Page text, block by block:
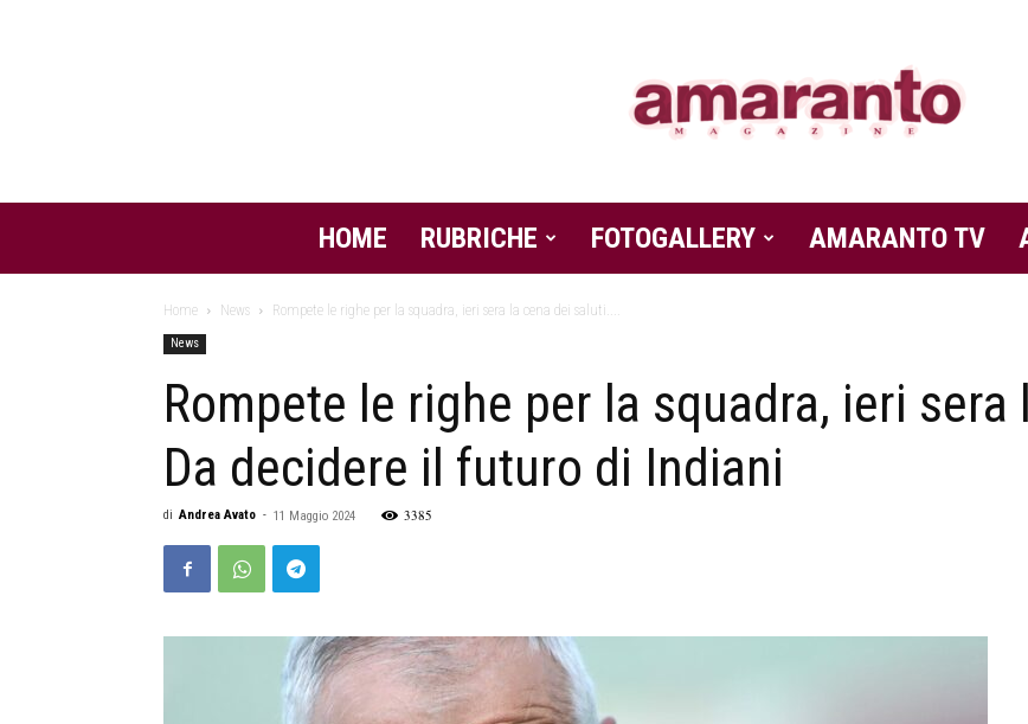
Amaranto
Magazine
HOME RUBRICHE FOTOGALLERY AMARANTO TV
Home News Rompete le righe per la squadra, ieri sera la cena dei saluti....
News
Rompete le righe per la squadra, ieri
Da decidere il futuro di Indiani
di Andrea Avato - 11 Maggio 2024 3385